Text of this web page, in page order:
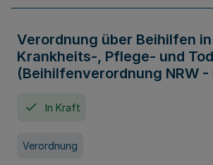
Verordnung über Beihilfen
Krankheits-, Pflege- und
(Beihilfenverordnung NRW -
In Kraft
Verordnung